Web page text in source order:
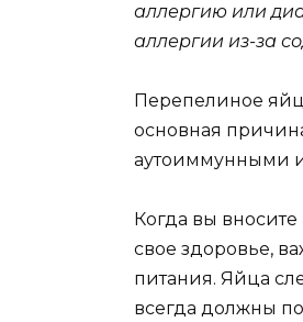
аллергию или
аллергии из-за
Перепелиное
основная
аутоиммунными
Когда вы
свое здоровье,
питания. Яйца
всегда должны